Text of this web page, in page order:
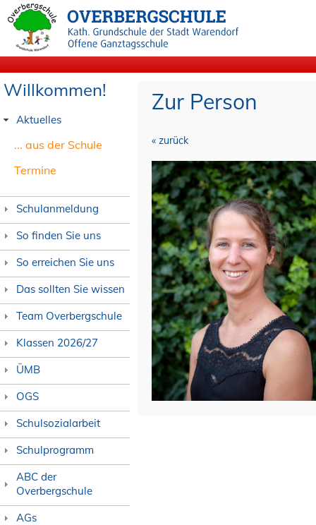
Willkommen!
Aktuelles
... aus der Schule
Termine
Schulanmeldung
So finden Sie uns
So erreichen Sie uns
Das sollten Sie wissen
Team Overbergschule
Klassen 2026/27
ÜMB
OGS
Schulsozialarbeit
Schulprogramm
ABC der
Overbergschule
AGs
Zur Person
« zurück